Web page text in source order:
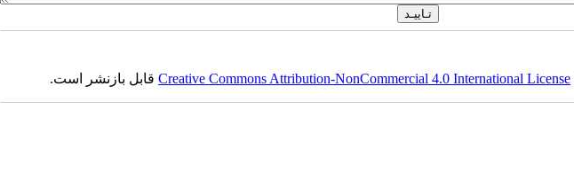
Creative Commons Attribution-NonCommercial 4.0 International Licenseقابل بازنشر است.